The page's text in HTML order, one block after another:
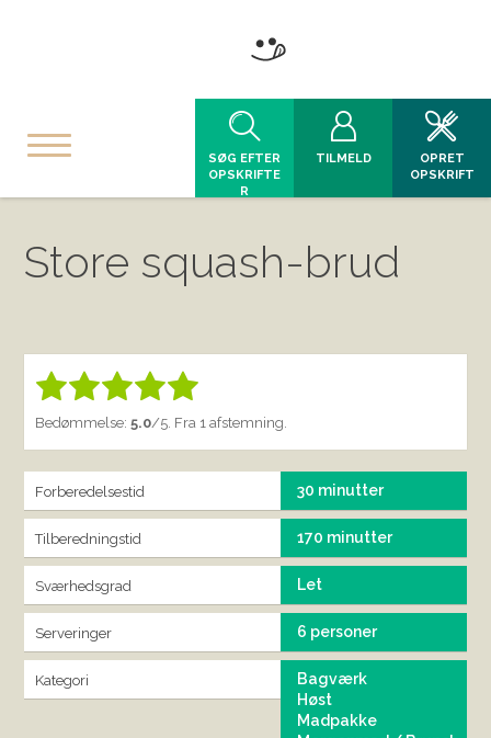
SØG EFTER
OPSKRIFTE
R
TILMELD
OPRET
OPSKRIFT
Store squash-brud
Bedøm denne vare: 1.00
Bedømmelse:5.0/5. Fra 1 afstemning.
Forberedelsestid 30 minutter
Tilberedningstid 170 minutter
Sværhedsgrad Let
Serveringer 6 personer
Kategori
Bagværk
Høst
Madpakke